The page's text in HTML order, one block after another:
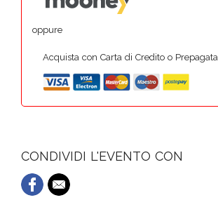
oppure
Acquista con Carta di Credito o Prepagata
CONDIVIDI L'EVENTO CON